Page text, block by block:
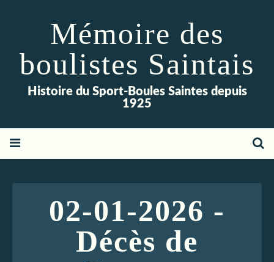
Mémoire des
boulistes Saintais
Histoire du Sport-Boules Saintes depuis
1925
02-01-2026 -
Décès de